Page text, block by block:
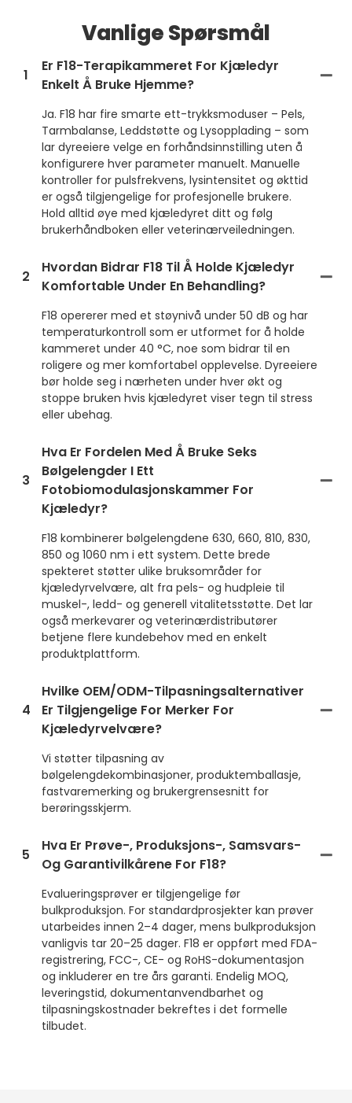
Vanlige Spørsmål
1
Er F18-Terapikammeret For Kjæledyr
Enkelt Å Bruke Hjemme?
Ja. F18 har fire smarte ett-trykksmoduser – Pels,
Tarmbalanse, Leddstøtte og Lysopplading – som
lar dyreeiere velge en forhåndsinnstilling uten å
konfigurere hver parameter manuelt. Manuelle
kontroller for pulsfrekvens, lysintensitet og økttid
er også tilgjengelige for profesjonelle brukere.
Hold alltid øye med kjæledyret ditt og følg
brukerhåndboken eller veterinærveiledningen.
2
Hvordan Bidrar F18 Til Å Holde Kjæledyr
Komfortable Under En Behandling?
F18 opererer med et støynivå under 50 dB og har
temperaturkontroll som er utformet for å holde
kammeret under 40 °C, noe som bidrar til en
roligere og mer komfortabel opplevelse. Dyreeiere
bør holde seg i nærheten under hver økt og
stoppe bruken hvis kjæledyret viser tegn til stress
eller ubehag.
3
Hva Er Fordelen Med Å Bruke Seks
Bølgelengder I Ett
Fotobiomodulasjonskammer For
Kjæledyr?
F18 kombinerer bølgelengdene 630, 660, 810, 830,
850 og 1060 nm i ett system. Dette brede
spekteret støtter ulike bruksområder for
kjæledyrvelvære, alt fra pels- og hudpleie til
muskel-, ledd- og generell vitalitetsstøtte. Det lar
også merkevarer og veterinærdistributører
betjene flere kundebehov med en enkelt
produktplattform.
4
Hvilke OEM/ODM-Tilpasningsalternativer
Er Tilgjengelige For Merker For
Kjæledyrvelvære?
Vi støtter tilpasning av
bølgelengdekombinasjoner, produktemballasje,
fastvaremerking og brukergrensesnitt for
berøringsskjerm.
5
Hva Er Prøve-, Produksjons-, Samsvars-
Og Garantivilkårene For F18?
Evalueringsprøver er tilgjengelige før
bulkproduksjon. For standardprosjekter kan prøver
utarbeides innen 2–4 dager, mens bulkproduksjon
vanligvis tar 20–25 dager. F18 er oppført med FDA-
registrering, FCC-, CE- og RoHS-dokumentasjon
og inkluderer en tre års garanti. Endelig MOQ,
leveringstid, dokumentanvendbarhet og
tilpasningskostnader bekreftes i det formelle
tilbudet.